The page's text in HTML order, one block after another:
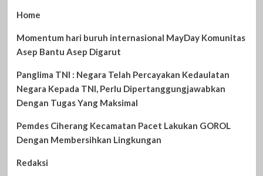
Home
Momentum hari buruh internasional MayDay Komunitas
Asep Bantu Asep Digarut
Panglima TNI : Negara Telah Percayakan Kedaulatan
Negara Kepada TNI, Perlu Dipertanggungjawabkan
Dengan Tugas Yang Maksimal
Pemdes Ciherang Kecamatan Pacet Lakukan GOROL
Dengan Membersihkan Lingkungan
Redaksi